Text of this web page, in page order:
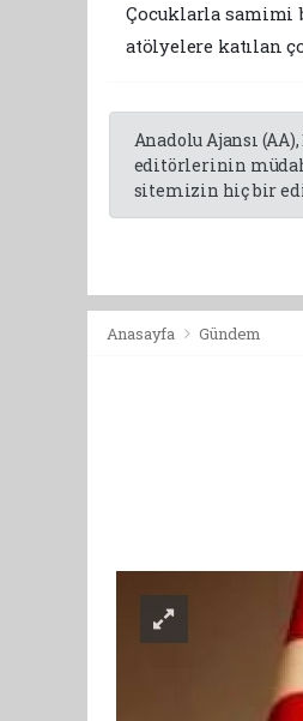
Çocuklarla samimi
atölyelere katılan
Anadolu Ajansı
editörlerinin
sitemizin hiç bir
Anasayfa Gündem